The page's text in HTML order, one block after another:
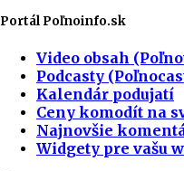
Portál Poľnoinfo.sk
Video obsah
Podcasty
Kalendár podujatí
Ceny komodít na
Najnovšie
Widgety pre vašu